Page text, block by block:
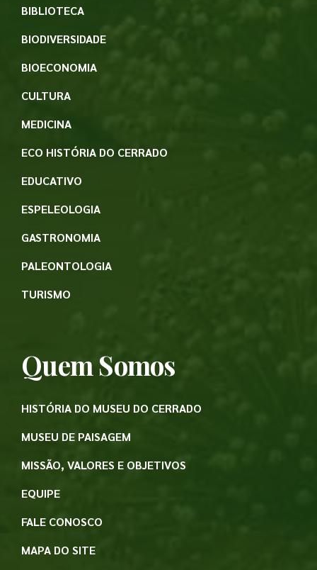
BIBLIOTECA
BIODIVERSIDADE
BIOECONOMIA
CULTURA
MEDICINA
ECO HISTÓRIA DO CERRADO
EDUCATIVO
ESPELEOLOGIA
GASTRONOMIA
PALEONTOLOGIA
TURISMO
Quem Somos
HISTÓRIA DO MUSEU DO CERRADO
MUSEU DE PAISAGEM
MISSÃO, VALORES E OBJETIVOS
EQUIPE
FALE CONOSCO
MAPA DO SITE